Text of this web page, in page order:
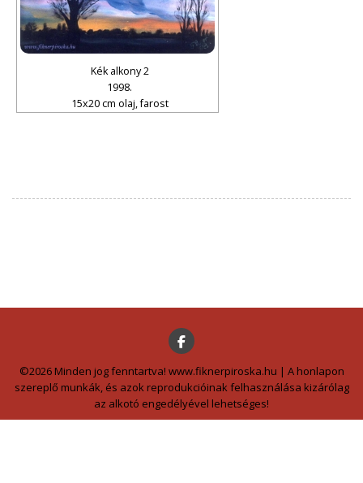
Kék alkony 2
1998.
15x20 cm olaj, farost
©2026 Minden jog fenntartva! www.fiknerpiroska.hu | A honlapon
szereplő munkák, és azok reprodukcióinak felhasználása kizárólag
az alkotó engedélyével lehetséges!